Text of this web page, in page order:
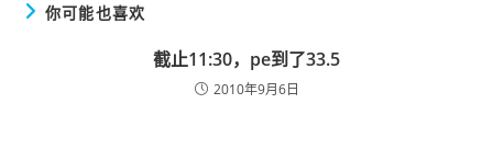
你可能也喜欢
截止11:30，pe到了33.5
2010年9月6日